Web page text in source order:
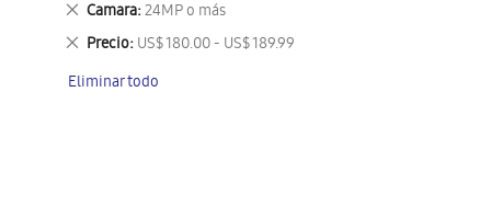
Camara 24MP o más
Eliminar
este
artículo
Precio US$ 180.00 - US$ 189.99
Eliminar
artículo
Eliminar todo